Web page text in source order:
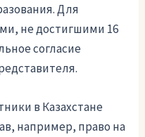
Для
не достигшими 16
согласие
в Казахстане
например, право на